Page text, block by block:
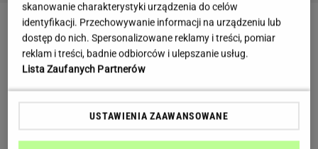
LETNIE OKAZJE
skanowanie charakterystyki urządzenia do celów
identyfikacji. Przechowywanie informacji na urządzeniu lub
dostęp do nich. Spersonalizowane reklamy i treści, pomiar
reklam i treści, badnie odbiorców i ulepszanie usług.
Lista Zaufanych Partnerów
USTAWIENIA ZAAWANSOWANE